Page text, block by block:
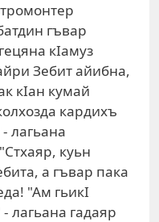
гъвар
кIамуз
Зебит айибна,
кIан кумай
кардихъ
лагьана
куьн
а гъвар пака
"Ам гьикI
лагьана гадаяр